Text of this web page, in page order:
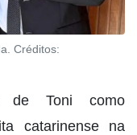
Créditos:
de Toni como
catarinense na